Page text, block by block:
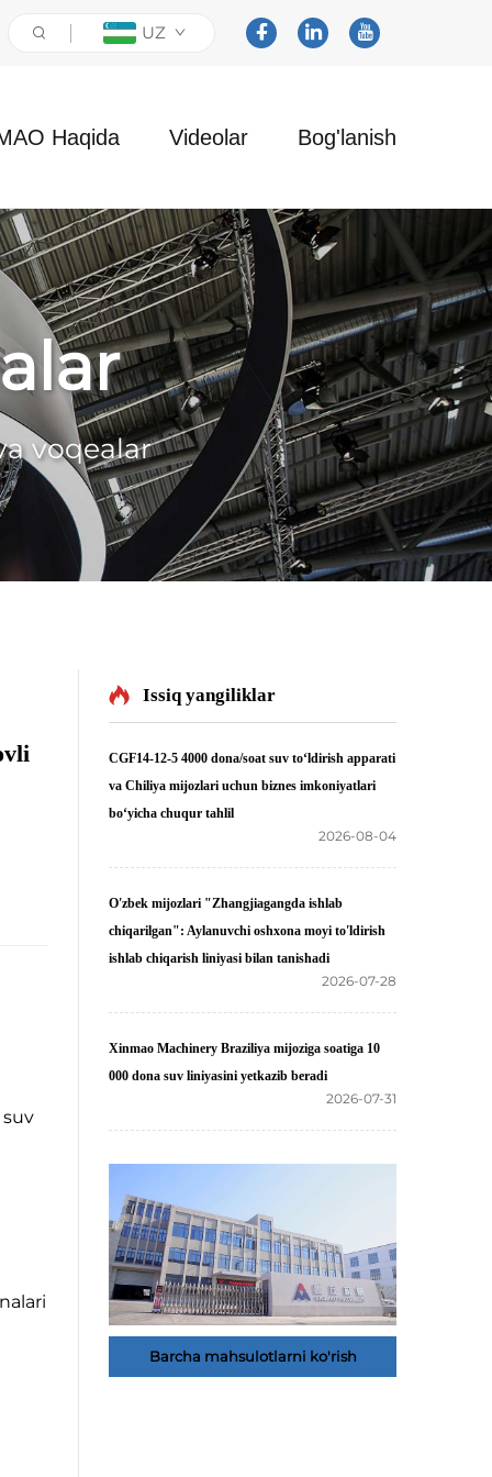
UZ
Haqida Videolar Bog'lanish
voqealar
Issiq yangiliklar
CGF14-12-5 4000 dona/soat suv to‘ldirish apparati
va Chiliya mijozlari uchun biznes imkoniyatlari
bo‘yicha chuqur tahlil
2026-08-04
O'zbek mijozlari "Zhangjiagangda ishlab
chiqarilgan": Aylanuvchi oshxona moyi to'ldirish
ishlab chiqarish liniyasi bilan tanishadi
2026-07-28
Xinmao Machinery Braziliya mijoziga soatiga 10
000 dona suv liniyasini yetkazib beradi
2026-07-31
Barcha mahsulotlarni ko'rish